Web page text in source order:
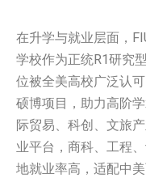
在升学与就业层面，
学校作为正统R1研究
位被全美高校广泛认
硕博项目，助力高阶
际贸易、科创、文旅
业平台，商科、工程
地就业率高，适配中